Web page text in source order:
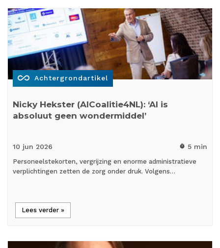
all_inclusive Achtergrondartikel
Nicky Hekster (AICoalitie4NL): ‘AI is
absoluut geen wondermiddel’
10 jun 2026 timer 5 min
Personeelstekorten, vergrijzing en enorme administratieve
verplichtingen zetten de zorg onder druk. Volgens…
Lees verder »